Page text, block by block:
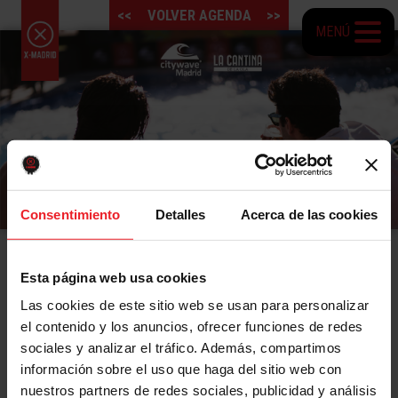
Consentimiento Detalles Acerca de las cookies
Esta página web usa cookies
Las cookies de este sitio web se usan para personalizar
el contenido y los anuncios, ofrecer funciones de redes
sociales y analizar el tráfico. Además, compartimos
información sobre el uso que haga del sitio web con
nuestros partners de redes sociales, publicidad y análisis
MENÚ
<< VOLVER AGENDA >>
ELECTRO BRUNCH 2021
Electro Brunch & Surf 2021,lo último en ocio diurno
y que lo está petando en Madrid.
Ahora, ya no está de moda el terraceo, ahora lo más
IN esir de Cantineo, que es lo mismo que el terraceo